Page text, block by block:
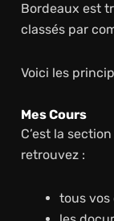
Bordeaux est
classés par
Voici les
Mes Cours
C’est la
retrouvez :
tous vos